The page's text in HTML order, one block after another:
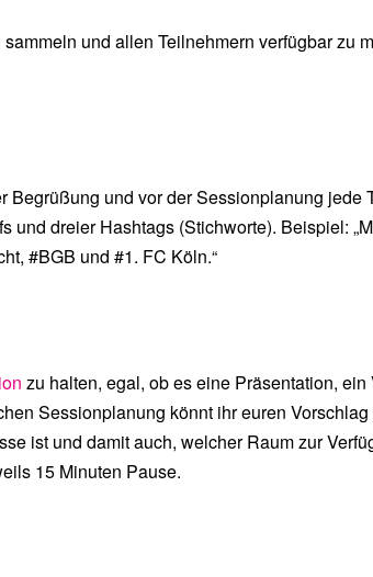
und allen Teilnehmern verfügbar zu
und vor der Sessionplanung
und dreier Hashtags (Stichworte). Beispiel:
#BGB und #1. FC Köln.“
zu halten, egal, ob es eine Präsentation,
Sessionplanung könnt ihr euren
ist und damit auch, welcher Raum zur
15 Minuten Pause.